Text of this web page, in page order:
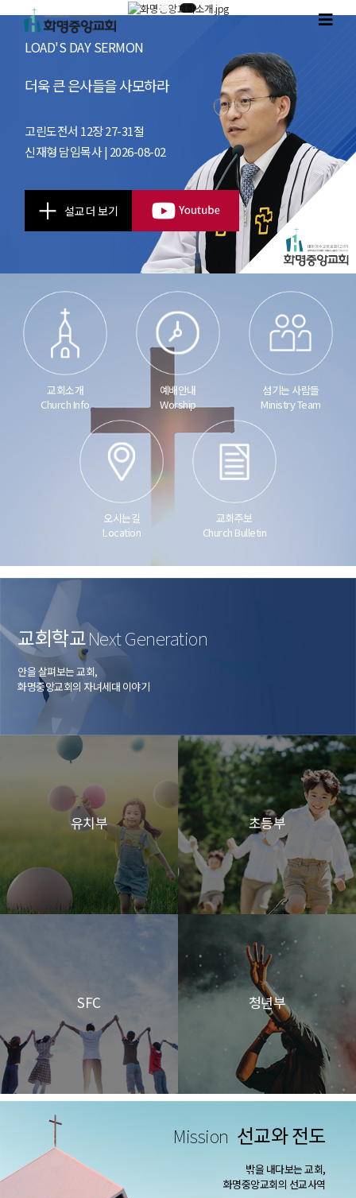
LOAD'S DAY SERMON
더욱 큰 은사들을 사모하라
고린도전서 12장 27-31절
신재형 담임목사 | 2026-08-02
설교 더 보기
교회소개
Church Info
예배안내
Worship
섬기는 사람들
Ministry Team
오시는길
Location
교회주보
Church Bulletin
교회학교Next Generation
안을 살펴보는 교회,
화명중앙교회의 자녀세대 이야기
유치부 초등부
SFC 청년부
Mission 선교와 전도
밖을 내다보는 교회,
화명중앙교회의 선교사역